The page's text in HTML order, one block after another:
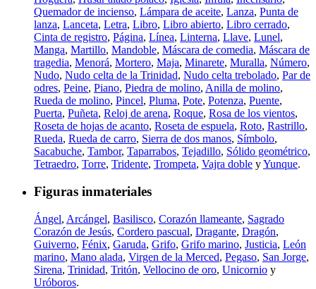
Quemador de incienso, Lámpara de aceite, Lanza, Punta de
lanza, Lanceta, Letra, Libro, Libro abierto, Libro cerrado,
Cinta de registro, Página, Línea, Linterna, Llave, Lunel,
Manga, Martillo, Mandoble, Máscara de comedia, Máscara de
tragedia, Menorá, Mortero, Maja, Minarete, Muralla, Número,
Nudo, Nudo celta de la Trinidad, Nudo celta trebolado, Par de
odres, Peine, Piano, Piedra de molino, Anilla de molino,
Rueda de molino, Pincel, Pluma, Pote, Potenza, Puente,
Puerta, Puñeta, Reloj de arena, Roque, Rosa de los vientos,
Roseta de hojas de acanto, Roseta de espuela, Roto, Rastrillo,
Rueda, Rueda de carro, Sierra de dos manos, Símbolo,
Sacabuche, Tambor, Taparrabos, Tejadillo, Sólido geométrico,
Tetraedro, Torre, Tridente, Trompeta, Vajra doble yYunque.
Figuras inmateriales
Ángel, Arcángel, Basilisco, Corazón llameante, Sagrado
Corazón de Jesús, Cordero pascual, Dragante, Dragón,
Guiverno, Fénix, Garuda, Grifo, Grifo marino, Justicia, León
marino, Mano alada, Virgen de la Merced, Pegaso, San Jorge,
Sirena, Trinidad, Tritón, Vellocino de oro, Unicornio y
Uróboros.